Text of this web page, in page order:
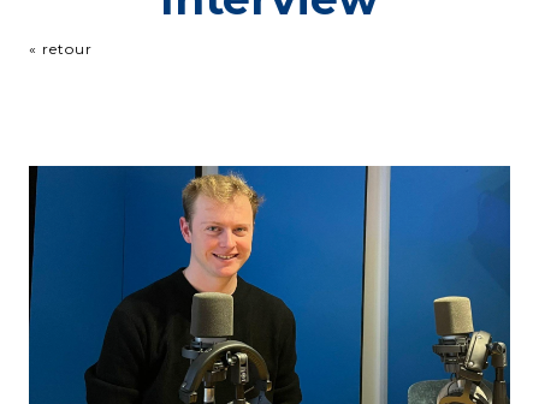
« retour